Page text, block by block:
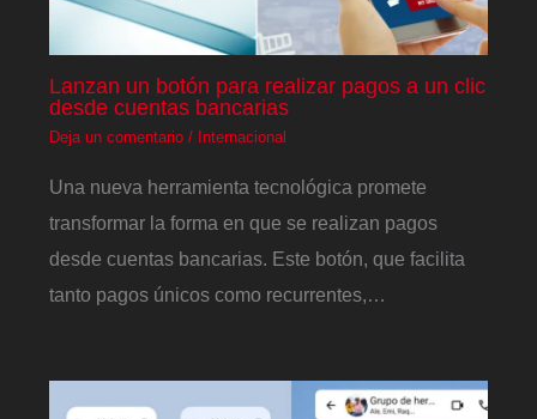
Lanzan un botón para realizar pagos a un clic
desde cuentas bancarias
Deja un comentario / Internacional
Una nueva herramienta tecnológica promete
transformar la forma en que se realizan pagos
desde cuentas bancarias. Este botón, que facilita
tanto pagos únicos como recurrentes,…